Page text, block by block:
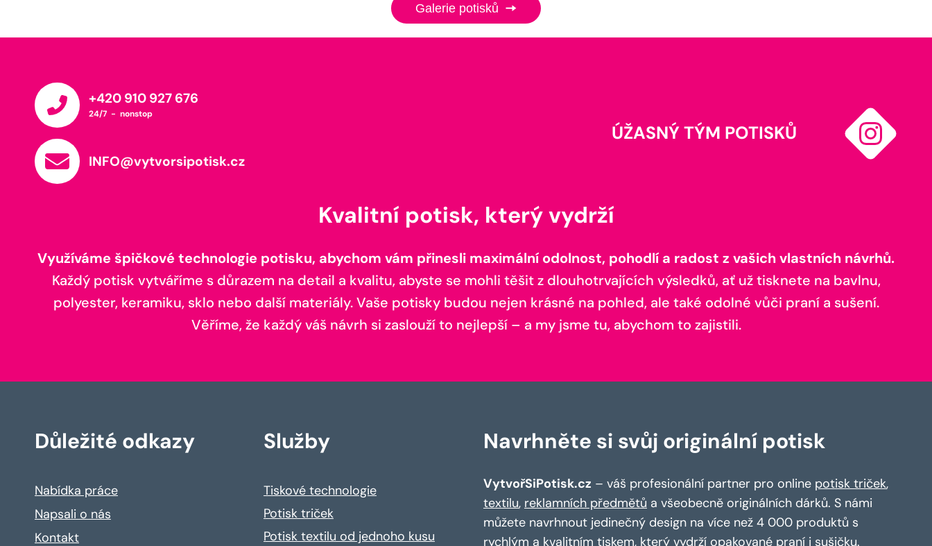
Galerie potisků
+420 910 927 676
24/7 - nonstop
INFO@vytvorsipotisk.cz
ÚŽASNÝ TÝM POTISKŮ
Kvalitní potisk, který vydrží
Využíváme špičkové technologie potisku, abychom vám přinesli maximální odolnost, pohodlí a radost z vašich vlastních návrhů.
Každý potisk vytváříme s důrazem na detail a kvalitu, abyste se mohli těšit z dlouhotrvajících výsledků, ať už tisknete na bavlnu,
polyester, keramiku, sklo nebo další materiály. Vaše potisky budou nejen krásné na pohled, ale také odolné vůči praní a sušení.
Věříme, že každý váš návrh si zaslouží to nejlepší – a my jsme tu, abychom to zajistili.
Důležité odkazy
Nabídka práce
Napsali o nás
Kontakt
Služby
Tiskové technologie
Potisk triček
Potisk textilu od jednoho kusu
Navrhněte si svůj originální potisk
VytvořSiPotisk.cz – váš profesionální partner pro online potisk triček,
textilu, reklamních předmětů a všeobecně originálních dárků. S námi
můžete navrhnout jedinečný design na více než 4 000 produktů s
rychlým a kvalitním tiskem, který vydrží opakované praní i sušičku.